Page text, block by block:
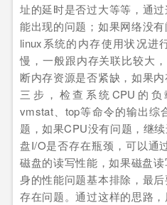
址的延时是否过大等等，通
能出现的问题；如果网络没
linux系统的内存使用状况进
慢，一般跟内存关联比较大
断内存资源是否紧缺，如果
三步，检查系统CPU的负
vmstat、top等命令的输出综
题，如果CPU没有问题，继
盘I/O是否存在瓶颈，可以通
磁盘的读写性能，如果磁盘
身的性能问题基本排除，最
存在问题。通过这样的思路